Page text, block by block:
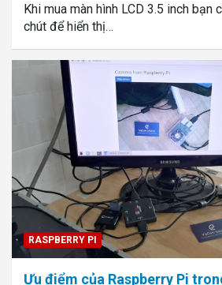
Khi mua màn hình LCD 3.5 inch bạn
chút để hiển thị…
RASPBERRY PI
Ưu điểm của Raspberry Pi